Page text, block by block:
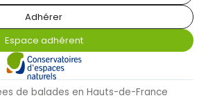
Adhérer
Espace adhérent
de balades en Hauts-de-France